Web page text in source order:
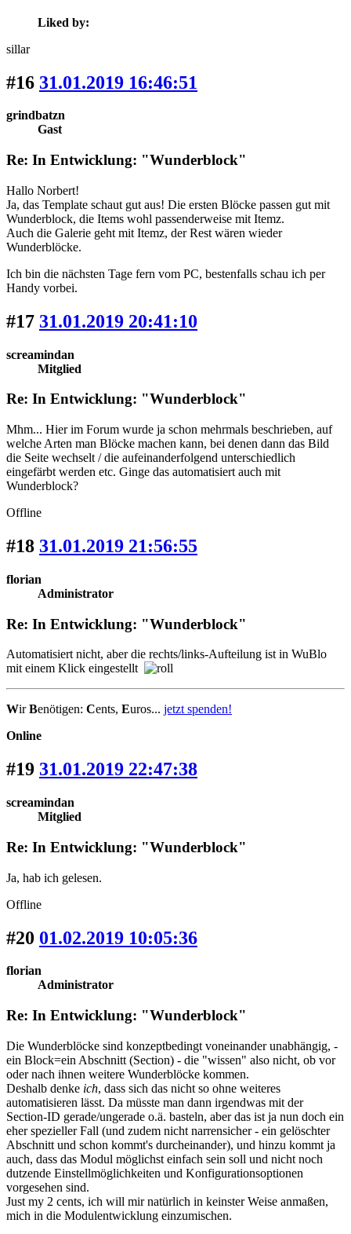
Liked by:
sillar
#16 31.01.2019 16:46:51
grindbatzn
Gast
Re: In Entwicklung: "Wunderblock"
Hallo Norbert!
Ja, das Template schaut gut aus! Die ersten Blöcke passen gut mit
Wunderblock, die Items wohl passenderweise mit Itemz.
Auch die Galerie geht mit Itemz, der Rest wären wieder
Wunderblöcke.
Ich bin die nächsten Tage fern vom PC, bestenfalls schau ich per
Handy vorbei.
#17 31.01.2019 20:41:10
screamindan
Mitglied
Re: In Entwicklung: "Wunderblock"
Mhm... Hier im Forum wurde ja schon mehrmals beschrieben, auf
welche Arten man Blöcke machen kann, bei denen dann das Bild
die Seite wechselt / die aufeinanderfolgend unterschiedlich
eingefärbt werden etc. Ginge das automatisiert auch mit
Wunderblock?
Offline
#18 31.01.2019 21:56:55
florian
Administrator
Re: In Entwicklung: "Wunderblock"
Automatisiert nicht, aber die rechts/links-Aufteilung ist in WuBlo
mit einem Klick eingestellt
WirBenötigen: Cents, Euros... jetzt spenden!
Online
#19 31.01.2019 22:47:38
screamindan
Mitglied
Re: In Entwicklung: "Wunderblock"
Ja, hab ich gelesen.
Offline
#20 01.02.2019 10:05:36
florian
Administrator
Re: In Entwicklung: "Wunderblock"
Die Wunderblöcke sind konzeptbedingt voneinander unabhängig, -
ein Block=ein Abschnitt (Section) - die "wissen" also nicht, ob vor
oder nach ihnen weitere Wunderblöcke kommen.
Deshalb denke ich, dass sich das nicht so ohne weiteres
automatisieren lässt. Da müsste man dann irgendwas mit der
Section-ID gerade/ungerade o.ä. basteln, aber das ist ja nun doch ein
eher spezieller Fall (und zudem nicht narrensicher - ein gelöschter
Abschnitt und schon kommt's durcheinander), und hinzu kommt ja
auch, dass das Modul möglichst einfach sein soll und nicht noch
dutzende Einstellmöglichkeiten und Konfigurationsoptionen
vorgesehen sind.
Just my 2 cents, ich will mir natürlich in keinster Weise anmaßen,
mich in die Modulentwicklung einzumischen.